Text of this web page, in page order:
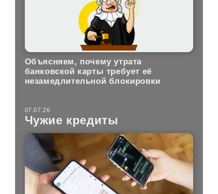
Объясняем, почему утрата
банковской карты требует её
незамедлительной блокировки
07.07.26
Чужие кредиты